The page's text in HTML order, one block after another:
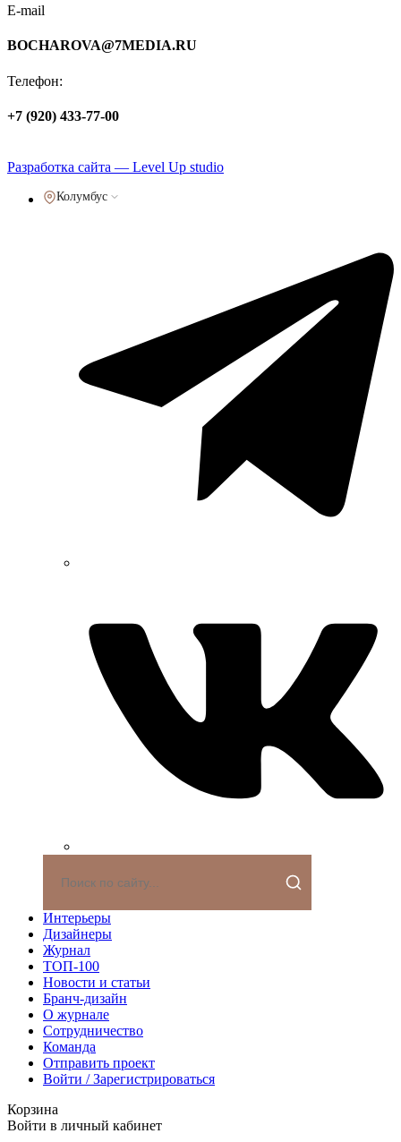
E-mail
BOCHAROVA@7MEDIA.RU
Телефон:
+7 (920) 433-77-00
Разработка сайта — Level Up studio
Колумбус
Интерьеры
Дизайнеры
Журнал
ТОП-100
Новости и статьи
Бранч-дизайн
О журнале
Сотрудничество
Команда
Отправить проект
Войти / Зарегистрироваться
Корзина
Войти в личный кабинет